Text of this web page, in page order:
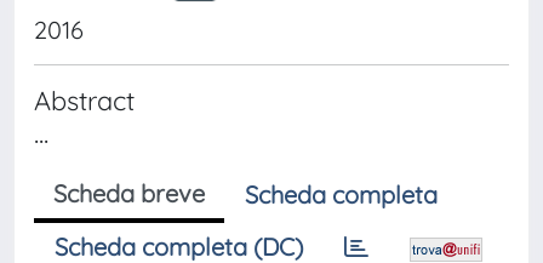
2016
Abstract
...
Scheda breve
Scheda completa
Scheda completa (DC)